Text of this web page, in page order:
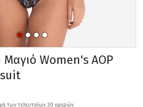
Μαγιό Women's AOP
των τελευταίων 30 ημερών